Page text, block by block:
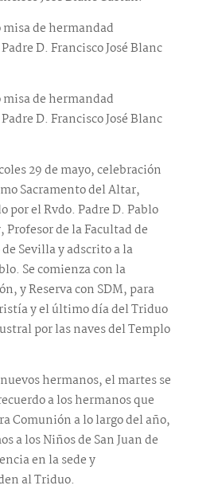
misa de hermandad
D. Francisco José Blanc
misa de hermandad
D. Francisco José Blanc
29 de mayo, celebración
Sacramento del Altar,
por el Rvdo. Padre D. Pablo
de la Facultad de
Sevilla y adscrito a la
Se comienza con la
y Reserva con SDM, para
y el último día del Triduo
por las naves del Templo
hermanos, el martes se
a los hermanos que
Comunión a lo largo del año,
a los Niños de San Juan de
en la sede y
al Triduo.